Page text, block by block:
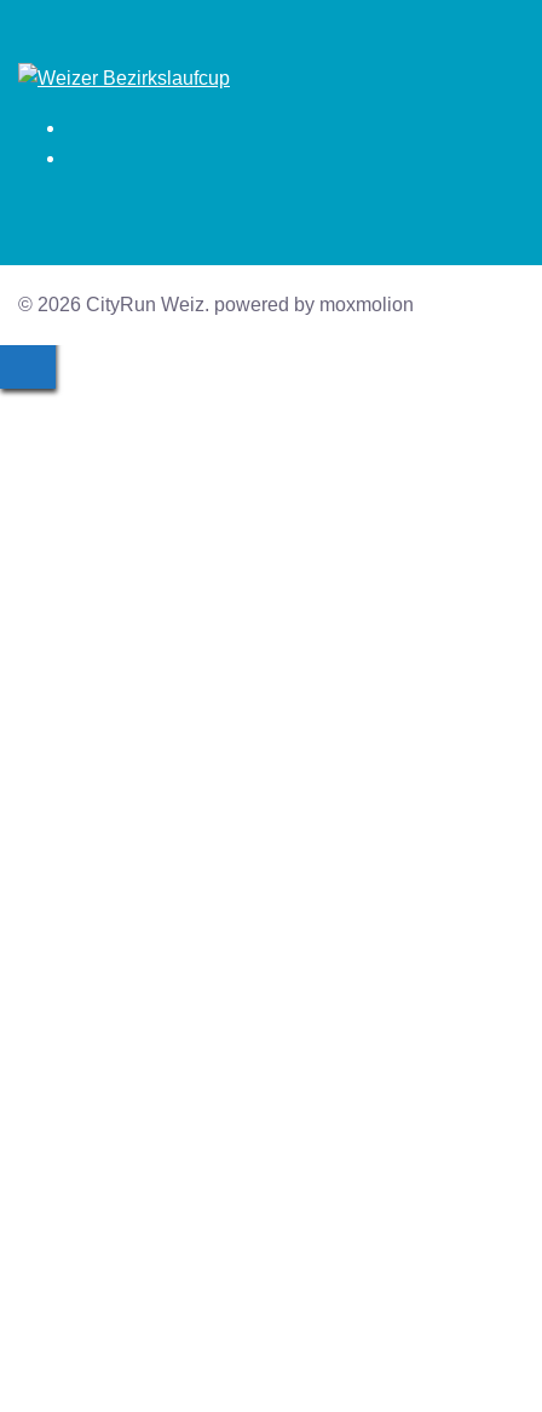
© 2026 CityRun Weiz. powered by moxmolion